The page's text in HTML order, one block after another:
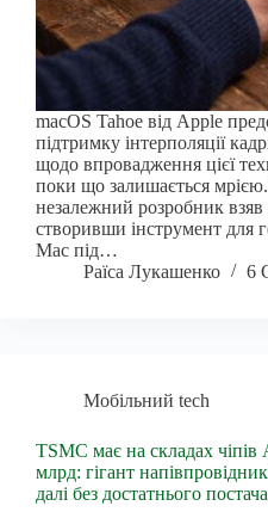
macOS Tahoe від Apple
підтримку інтерполяції
щодо впровадження цієї
поки що залишається
незалежний розробник взяв
створивши інструмент для
Mac під…
Раїса Лукашенко
6
Мобільний tech
TSMC має на складах чіпів
млрд: гігант
далі без достатнього